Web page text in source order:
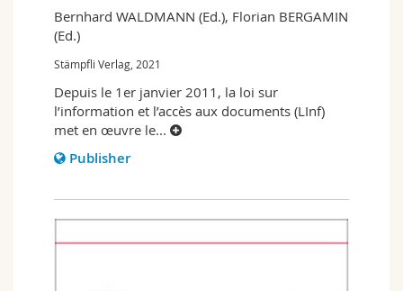
Bernhard WALDMANN (Ed.), Florian BERGAMIN
(Ed.)
Stämpfli Verlag, 2021
Depuis le 1er janvier 2011, la loi sur
l’information et l’accès aux documents (LInf)
met en œuvre le...
Publisher